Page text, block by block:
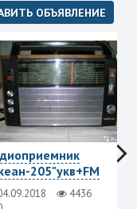
ОБЪЯВЛЕНИЕ
205"укв+FM
4436